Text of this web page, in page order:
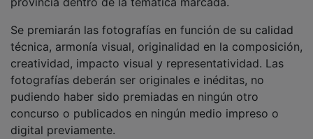
técnica, armonía visual, originalidad en la composición,
creatividad, impacto visual y representatividad. Las
fotografías deberán ser originales e inéditas, no
pudiendo haber sido premiadas en ningún otro
concurso o publicados en ningún medio impreso o
digital previamente.